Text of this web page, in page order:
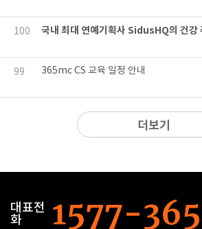
100 국내 최대 연예기획사 SidusHQ의 건
99 365mc CS 교육 일정 안내
더보기
대표전
화